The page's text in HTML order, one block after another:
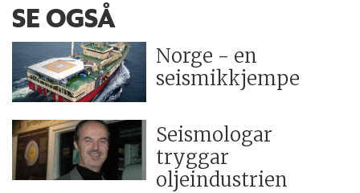
SE OGSÅ
Norge - en
seismikkjempe
Seismologar
tryggar
oljeindustrien